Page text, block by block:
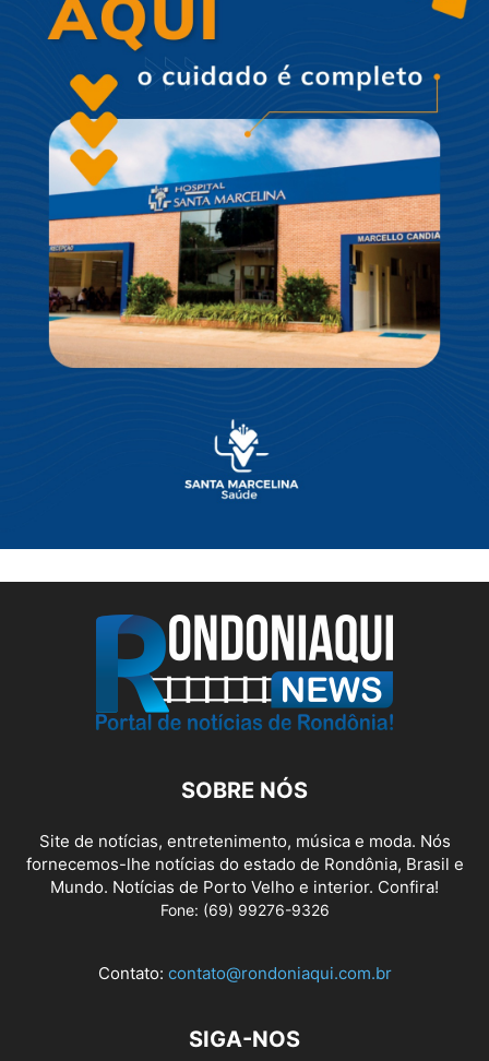
SOBRE NÓS
Site de notícias, entretenimento, música e moda. Nós
fornecemos-lhe notícias do estado de Rondônia, Brasil e
Mundo. Notícias de Porto Velho e interior. Confira!
Fone: (69) 99276-9326
Contato: contato@rondoniaqui.com.br
SIGA-NOS